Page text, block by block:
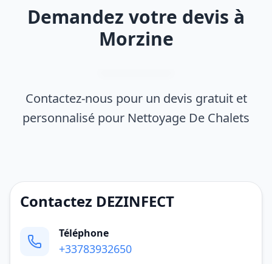
Demandez votre devis à
Morzine
Contactez-nous pour un devis gratuit et
personnalisé pour Nettoyage De Chalets
Contactez DEZINFECT
Téléphone
+33783932650